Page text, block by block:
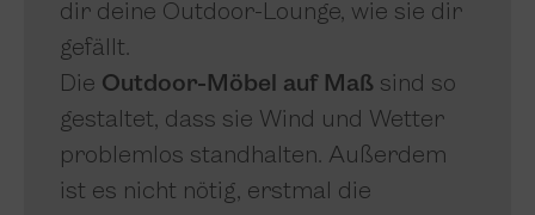
dir deine Outdoor-Lounge, wie sie dir
gefällt.
Die Outdoor-Möbel auf Maß sind so
gestaltet, dass sie Wind und Wetter
problemlos standhalten. Außerdem
ist es nicht nötig, erstmal die